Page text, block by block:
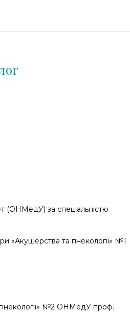
(ОНМедУ) за спеціальністю
«Акушерства та гінекології» №1
№2 ОНМедУ проф.